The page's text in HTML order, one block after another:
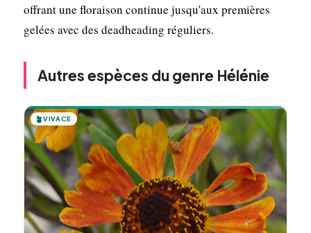
offrant une floraison continue jusqu'aux premières
gelées avec des deadheading réguliers.
Autres espèces du genre Hélénie
🪴VIVACE